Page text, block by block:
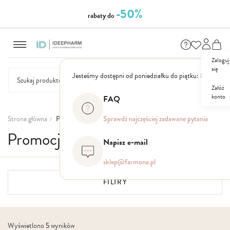
rabaty do -50%
do
treści
Jesteśmy dostępni od poniedziałku do piątku: 8.00 -
FAQ
Sprawdź najczęściej zadawane pytania
Napisz e-mail
sklep@farmona.pl
Zaloguj
się
Załóż
konto
NASZE
Strona główna Promocje
Promocje
Wyświetlono 5wyników
FILTRY